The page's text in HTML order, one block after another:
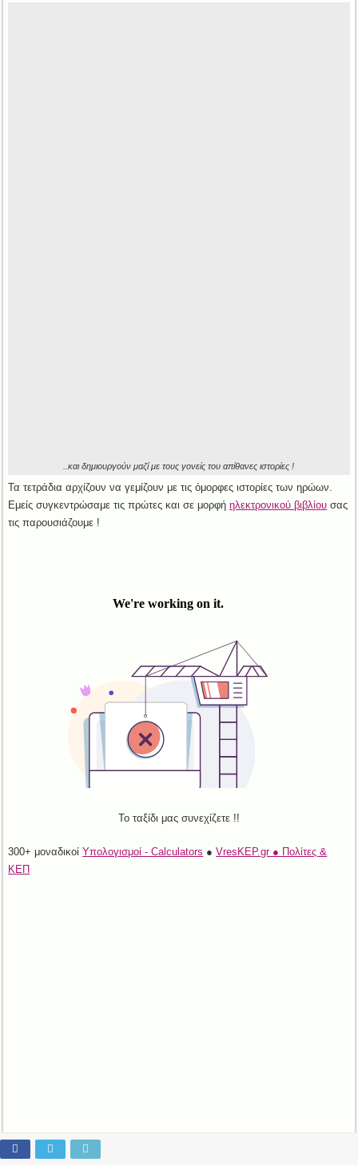
..και δημιουργούν μαζί με τους γονείς του απίθανες ιστορίες !
Τα τετράδια αρχίζουν να γεμίζουν με τις όμορφες ιστορίες των ηρώων.
Εμείς συγκεντρώσαμε τις πρώτες και σε μορφήηλεκτρονικού βιβλίου σας
τις παρουσιάζουμε !
Το ταξίδι μας συνεχίζετε !!
300+ μοναδικοίΥπολογισμοί - Calculators ●VresKEP.gr ● Πολίτες &
ΚΕΠ